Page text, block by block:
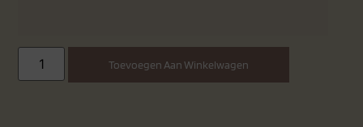
Toevoegen Aan Winkelwagen